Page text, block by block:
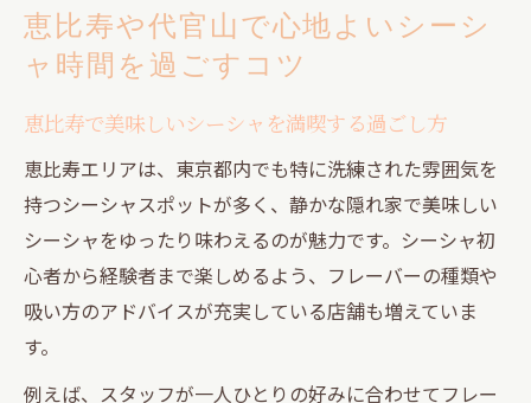
恵比寿や代官山で心地よいシーシ
ャ時間を過ごすコツ
恵比寿で美味しいシーシャを満喫する過ごし方
恵比寿エリアは、東京都内でも特に洗練された雰囲気を
持つシーシャスポットが多く、静かな隠れ家で美味しい
シーシャをゆったり味わえるのが魅力です。シーシャ初
心者から経験者まで楽しめるよう、フレーバーの種類や
吸い方のアドバイスが充実している店舗も増えていま
す。
例えば、スタッフが一人ひとりの好みに合わせてフレー